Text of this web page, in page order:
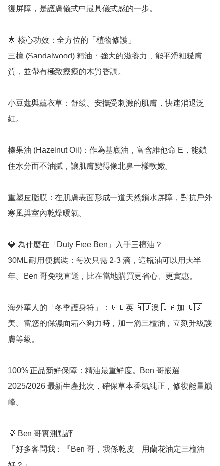
復屏障，是護膚儀式中最具儀式感的一步。
🌟 核心功效：全方位的「植物修護」
三檀 (Sandalwood) 精油：強大的滋養力，能平滑粗糙膚
質，並帶有極致療癒的木質香調。
小豆蔻與薰衣草：舒緩、安撫受刺激的肌膚，快速消退泛
紅。
榛果油 (Hazelnut Oil)：作為基底油，富含維他命 E，能鎖
住水分而不油膩，讓肌膚變得像北鼻一樣軟嫩。
重塑皮脂膜：在肌膚表面形成一道天然鎖水屏障，對抗戶外
寒風與室內乾燥暖氣。
💎 為什麼在「Duty Free Ben」入手三檀油？
30ML 耐用便攜裝：每次只需 2-3 滴，這瓶油可以用大半
年。Ben 哥免稅直送，比在當地購買更省心、更實惠。
海外華人的「冬季護身符」：🇬🇧英 🇦🇺澳 🇨🇦加 🇺🇸
美。當您的保濕面霜不夠力時，加一滴三檀油，立刻升級護
膚等級。
100% 正品新鮮保障：精油最重鮮度。Ben 哥嚴選
2025/2026 最新生產批次，確保草本香氣純正，修復能量巔
峰。
💡 Ben 哥實測點評
「好多客問我：『Ben 哥，我係乾皮，用蘭花油定三檀油